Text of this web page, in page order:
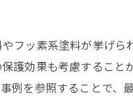
フッ素系塗料が挙げら
護効果も考慮すること
例を参照することで、